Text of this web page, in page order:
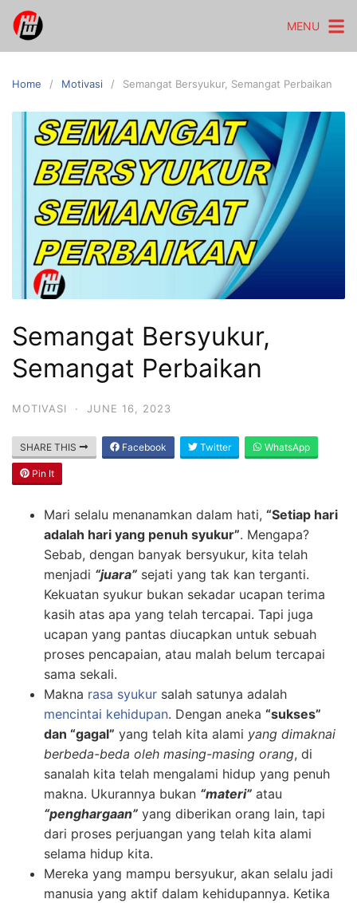
Skip
content
MENU
Home Motivasi Semangat Bersyukur, Semangat Perbaikan
Semangat Bersyukur,
Semangat Perbaikan
MOTIVASI · JUNE 16, 2023
SHARE THIS Facebook Twitter WhatsApp
Pin It
Mari selalu menanamkan dalam hati, “Setiap hari
adalah hari yang penuh syukur”. Mengapa?
Sebab, dengan banyak bersyukur, kita telah
menjadi “juara” sejati yang tak kan terganti.
Kekuatan syukur bukan sekadar ucapan terima
kasih atas apa yang telah tercapai. Tapi juga
ucapan yang pantas diucapkan untuk sebuah
proses pencapaian, atau malah belum tercapai
sama sekali.
Makna rasa syukur salah satunya adalah
mencintai kehidupan. Dengan aneka “sukses”
dan “gagal” yang telah kita alami yang dimaknai
berbeda-beda oleh masing-masing orang, di
sanalah kita telah mengalami hidup yang penuh
makna. Ukurannya bukan “materi” atau
“penghargaan” yang diberikan orang lain, tapi
dari proses perjuangan yang telah kita alami
selama hidup kita.
Mereka yang mampu bersyukur, akan selalu jadi
manusia yang aktif dalam kehidupannya. Ketika